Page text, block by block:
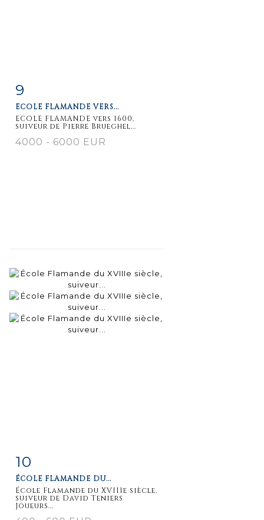
détaillée
9
ECOLE FLAMANDE VERS...
ECOLE FLAMANDE vers 1600,
suiveur de Pierre Brueghel...
4000 - 6000 EUR
10
ÉCOLE FLAMANDE DU...
École Flamande du XVIIIe siècle,
suiveur de David Teniers
Joueurs...